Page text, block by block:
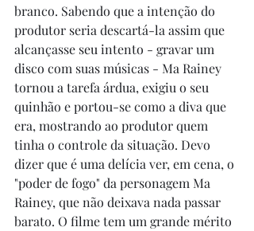
branco. Sabendo que a intenção do
produtor seria descartá-la assim que
alcançasse seu intento - gravar um
disco com suas músicas - Ma Rainey
tornou a tarefa árdua, exigiu o seu
quinhão e portou-se como a diva que
era, mostrando ao produtor quem
tinha o controle da situação. Devo
dizer que é uma delícia ver, em cena, o
"poder de fogo" da personagem Ma
Rainey, que não deixava nada passar
barato. O filme tem um grande mérito